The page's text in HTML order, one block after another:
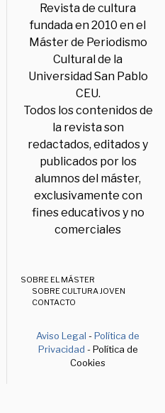
Revista de cultura
fundada en 2010 en el
Máster de Periodismo
Cultural de la
Universidad San Pablo
CEU.
Todos los contenidos de
la revista son
redactados, editados y
publicados por los
alumnos del máster,
exclusivamente con
fines educativos y no
comerciales
SOBRE EL MÁSTER
SOBRE CULTURA JOVEN
CONTACTO
Aviso Legal -Política de
Privacidad - Política de
Cookies